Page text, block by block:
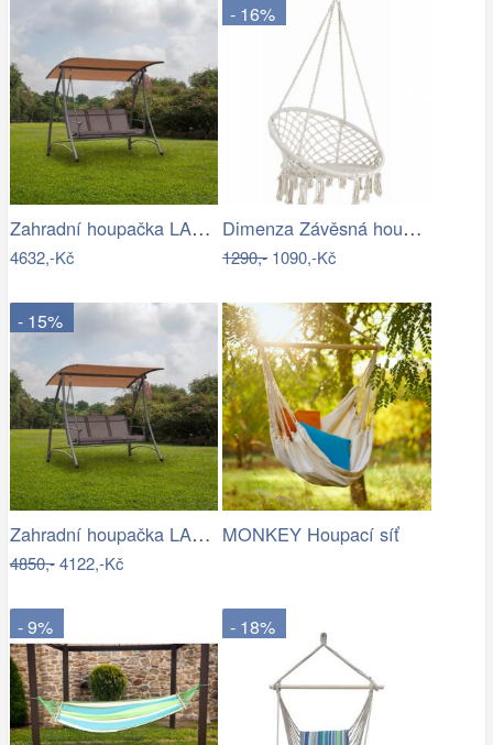
Zahradní houpačka LAMIA Tempo Kondela
4632,-Kč
- 16%
Dimenza Závěsná houpačka Ring
1290,-1090,-Kč
- 15%
Zahradní houpačka LAMIA Tempo Kondela
4850,-4122,-Kč
MONKEY Houpací síť
- 9% - 18%